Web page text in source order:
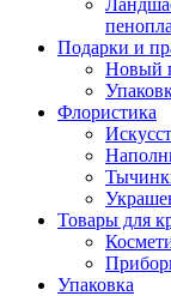
Подарки и
Новый
Флористика
Товары для
Упаковка